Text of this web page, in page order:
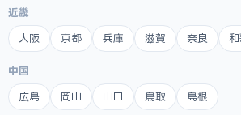
近畿
大阪 京都 兵庫 滋賀 奈良
中国
広島 岡山 山口 鳥取 島根